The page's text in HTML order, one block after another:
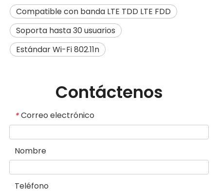
Compatible con banda LTE TDD LTE FDD
Soporta hasta 30 usuarios
Estándar Wi-Fi 802.11n
Contáctenos
* Correo electrónico
Nombre
Teléfono